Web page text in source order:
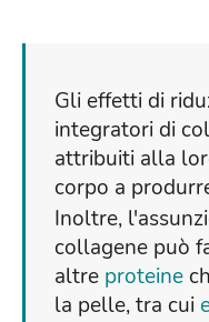
Gli effetti di
integratori di
attribuiti alla
corpo a
Inoltre,
collagene può
altre proteine
la pelle, tra cui